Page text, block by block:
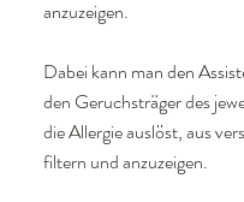
anzuzeigen.
Dabei kann man den
den Geruchsträger des
die Allergie auslöst, aus
filtern und anzuzeigen.